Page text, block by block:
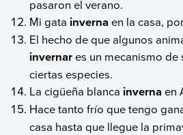
pasaron el verano.
Mi gata inverna en la casa,
El hecho de que algunos
invernares un mecanismo
ciertas especies.
La cigüeña blanca inverna en
Hace tanto frío que tengo
casa hasta que llegue la